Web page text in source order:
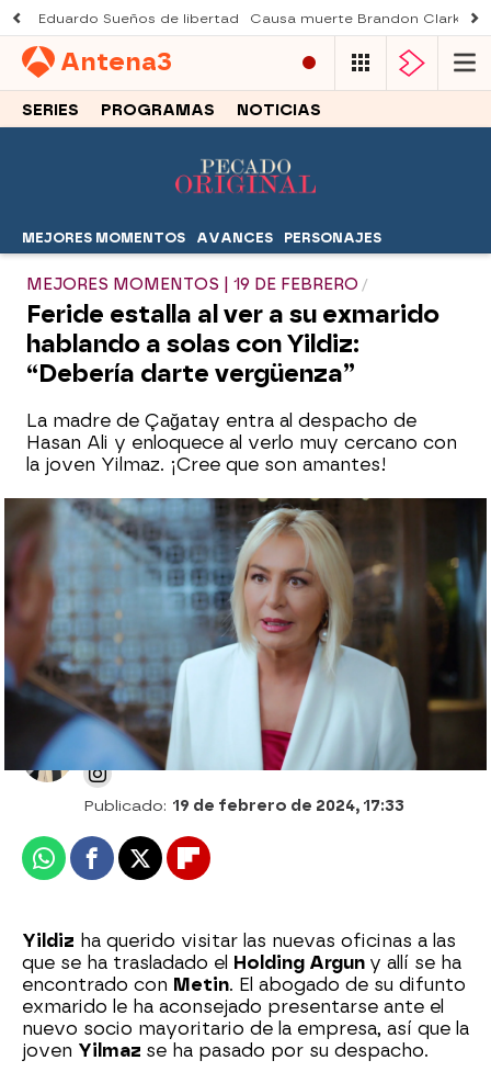
Eduardo Sueños de libertad Causa muerte Brandon Clarke
Antena3
SERIES PROGRAMAS NOTICIAS
MEJORES MOMENTOS AVANCES PERSONAJES
MEJORES MOMENTOS | 19 DE FEBRERO
Feride estalla al ver a su exmarido
hablando a solas con Yildiz:
“Debería darte vergüenza”
La madre de Çağatay entra al despacho de
Hasan Ali y enloquece al verlo muy cercano con
la joven Yilmaz. ¡Cree que son amantes!
Cagatay comienza a abrirse con Yildiz:
“Mi padre y yo no nos hablamos desde
hace tiempo”
Patri Bea
Publicado: 19 de febrero de 2024, 17:33
WhatsappFacebook
X Flipboard
Yildiz ha querido visitar las nuevas oficinas a las
que se ha trasladado el Holding Argun y allí se ha
encontrado con Metin. El abogado de su difunto
exmarido le ha aconsejado presentarse ante el
nuevo socio mayoritario de la empresa, así que la
joven Yilmaz se ha pasado por su despacho.